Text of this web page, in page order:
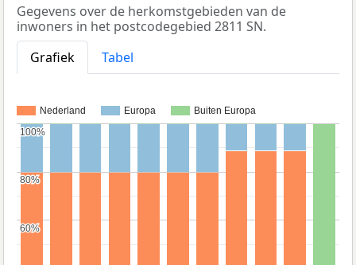
Gegevens over de herkomstgebieden van de
inwoners in het postcodegebied 2811 SN.
Grafiek
Tabel
Nederland Europa Buiten Europa
60%
60%
80%
80%
100%
100%